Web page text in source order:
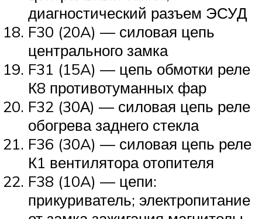
диагностический разъем ЭСУД
F30 (20A) — силовая цепь
центрального замка
F31 (15A) — цепь обмотки реле
К8 противотуманных фар
F32 (30А) — силовая цепь реле
обогрева заднего стекла
F36 (30A) — силовая цепь реле
К1 вентилятора отопителя
F38 (10A) — цепи:
прикуриватель; электропитание